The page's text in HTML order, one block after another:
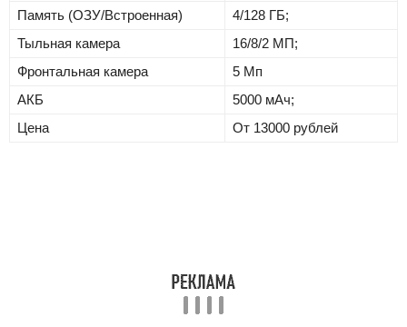
Память (ОЗУ/Встроенная)
4/128 ГБ;
Тыльная камера
16/8/2 МП;
Фронтальная камера
5 Мп
АКБ
5000 мАч;
Цена
От 13000 рублей